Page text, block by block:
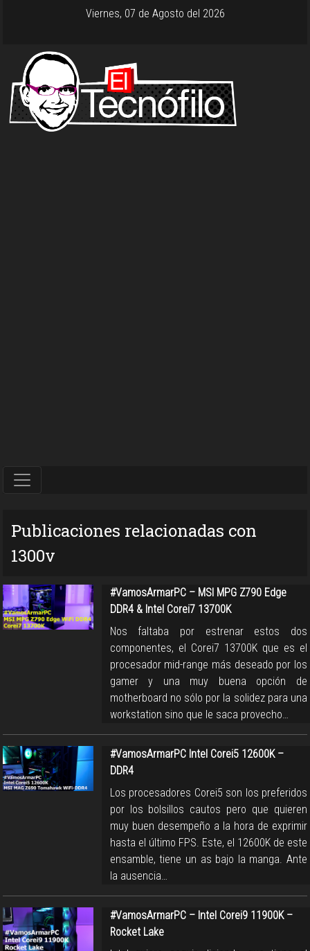
Viernes, 07 de Agosto del 2026
Publicaciones relacionadas con
1300v
#VamosArmarPC – MSI MPG Z790 Edge
DDR4 & Intel Corei7 13700K
Nos faltaba por estrenar estos dos
componentes, el Corei7 13700K que es el
procesador mid-range más deseado por los
gamer y una muy buena opción de
motherboard no sólo por la solidez para una
workstation sino que le saca provecho…
#VamosArmarPC Intel Corei5 12600K –
DDR4
Los procesadores Corei5 son los preferidos
por los bolsillos cautos pero que quieren
muy buen desempeño a la hora de exprimir
hasta el último FPS. Este, el 12600K de este
ensamble, tiene un as bajo la manga. Ante
la ausencia…
#VamosArmarPC – Intel Corei9 11900K –
Rocket Lake